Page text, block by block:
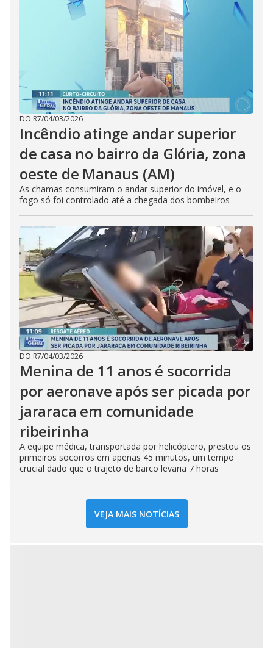
DO R7/04/03/2026
Incêndio atinge andar superior
de casa no bairro da Glória, zona
oeste de Manaus (AM)
As chamas consumiram o andar superior do imóvel, e o
fogo só foi controlado até a chegada dos bombeiros
DO R7/04/03/2026
Menina de 11 anos é socorrida
por aeronave após ser picada por
jararaca em comunidade
ribeirinha
A equipe médica, transportada por helicóptero, prestou os
primeiros socorros em apenas 45 minutos, um tempo
crucial dado que o trajeto de barco levaria 7 horas
VEJA MAIS NOTÍCIAS